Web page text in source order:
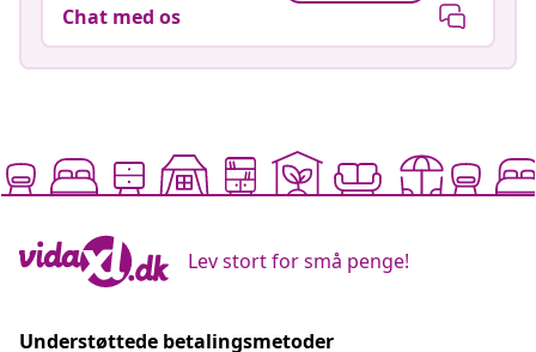
Chat med os
Lev stort for små penge!
Understøttede betalingsmetoder